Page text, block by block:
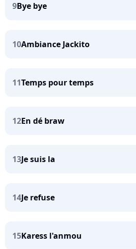
9Bye bye
10Ambiance Jackito
11Temps pour temps
12En dé braw
13Je suis la
14Je refuse
15Karess l'anmou